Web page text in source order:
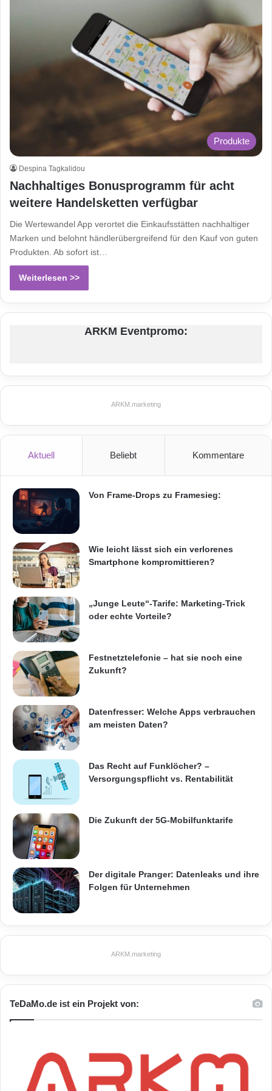
Produkte
Despina Tagkalidou
Nachhaltiges Bonusprogramm für acht
weitere Handelsketten verfügbar
Die Wertewandel App verortet die Einkaufsstätten nachhaltiger
Marken und belohnt händlerübergreifend für den Kauf von guten
Produkten. Ab sofort ist…
Weiterlesen >>
ARKM Eventpromo:
ARKM.marketing
Aktuell Beliebt Kommentare
Von Frame-Drops zu Framesieg:
Wie leicht lässt sich ein verlorenes
Smartphone kompromittieren?
„Junge Leute“-Tarife: Marketing-Trick
oder echte Vorteile?
Festnetztelefonie – hat sie noch eine
Zukunft?
Datenfresser: Welche Apps verbrauchen
am meisten Daten?
Das Recht auf Funklöcher? –
Versorgungspflicht vs. Rentabilität
Die Zukunft der 5G-Mobilfunktarife
Der digitale Pranger: Datenleaks und ihre
Folgen für Unternehmen
ARKM.marketing
TeDaMo.de ist ein Projekt von: